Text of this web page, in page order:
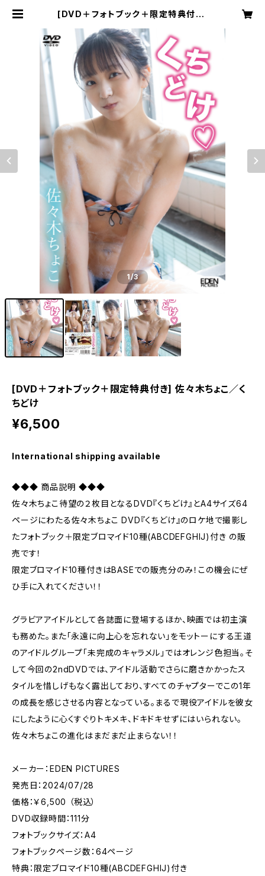
[DVD＋フォトブック＋限定特典付き]
TURES
1/3
[DVD＋フォトブック＋限定特典付き] 佐々木ちょこ／く
ちどけ
¥6,500
International shipping available
◆◆◆ 商品説明 ◆◆◆
佐々木ちょこ待望の２枚目となるDVD『くちどけ』とA4サイズ64
ページにわたる佐々木ちょこ DVD『くちどけ』のロケ地で撮影し
たフォトブック＋限定ブロマイド10種(ABCDEFGHIJ)付き の販
売です！
限定ブロマイド10種付きはBASEでの販売分のみ！この機会にぜ
ひ手に入れてください！！
グラビアアイドルとして各誌面に登場するほか、映画では初主演
も務めた。また「永遠に向上心を忘れない」をモットーにする王道
のアイドルグループ「未完成のキャラメル」ではオレンジ色担当。そ
して今回の2ndDVDでは、アイドル活動でさらに磨きかかったス
タイルを惜しげもなく露出しており、すべてのチャプターでこの1年
の成長を感じさせる内容となっている。まるで現役アイドルを彼女
にしたように心くすぐりトキメキ、ドキドキせずにはいられない。
佐々木ちょこの進化はまだまだ止まらない！！
メーカー：EDEN PICTURES
発売日：2024/07/28
価格：￥6,500 （税込）
DVD収録時間：111分
フォトブックサイズ：A4
フォトブックページ数：64ページ
特典：限定ブロマイド10種(ABCDEFGHIJ)付き